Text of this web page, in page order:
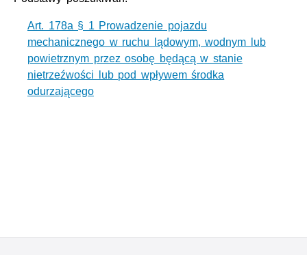
Art. 178a § 1 Prowadzenie pojazdu
mechanicznego w ruchu lądowym, wodnym lub
powietrznym przez osobę będącą w stanie
nietrzeźwości lub pod wpływem środka
odurzającego